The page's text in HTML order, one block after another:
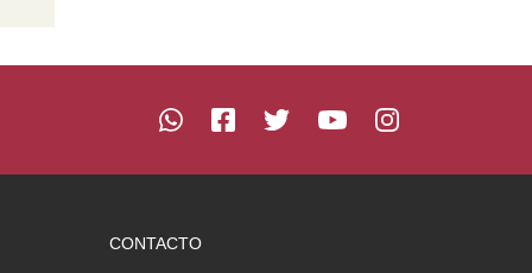
CONTACTO